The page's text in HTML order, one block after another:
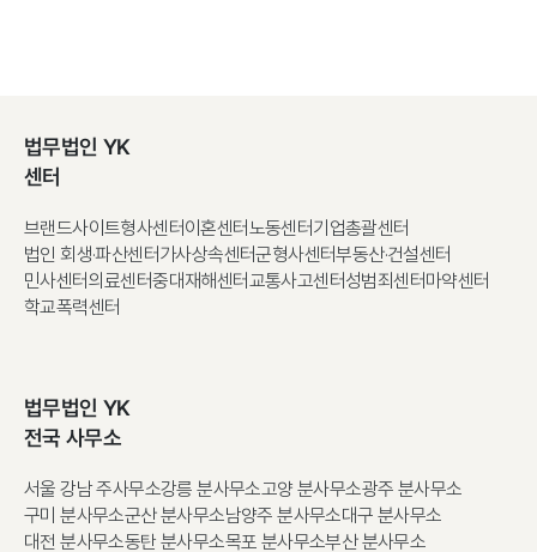
법무법인 YK
센터
브랜드사이트형사센터이혼센터노동센터기업총괄센터
법인 회생·파산센터가사상속센터군형사센터부동산·건설센터
민사센터의료센터중대재해센터교통사고센터성범죄센터마약센터
학교폭력센터
법무법인 YK
전국 사무소
서울 강남 주사무소강릉 분사무소고양 분사무소광주 분사무소
구미 분사무소군산 분사무소남양주 분사무소대구 분사무소
대전 분사무소동탄 분사무소목포 분사무소부산 분사무소